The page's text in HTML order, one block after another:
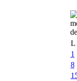
L
1
8